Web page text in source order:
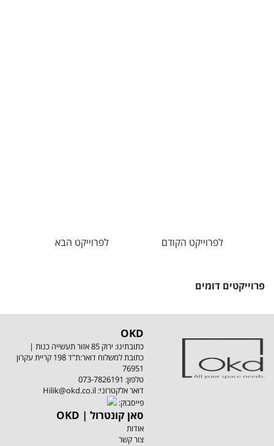
לפרוייקט הקודם לפרוייקט הבא
פרוייקטים דומים
OKD
כתובתינו: ירוק 85 אזור תעשייה כנות |
כתובת למשלוח דואר:ת"ד 198 קריית עקרון
76951
טלפון: 073-7826191
Hilik@okd.co.il :דואר אלקטרוני
:פייסבוק
OKD | סאן קונטרול
אודות
צור קשר